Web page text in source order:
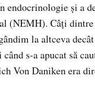
endocrinologie și a
(NEMH). Câți dintre
la altceva
s-a apucat să
Von Daniken era